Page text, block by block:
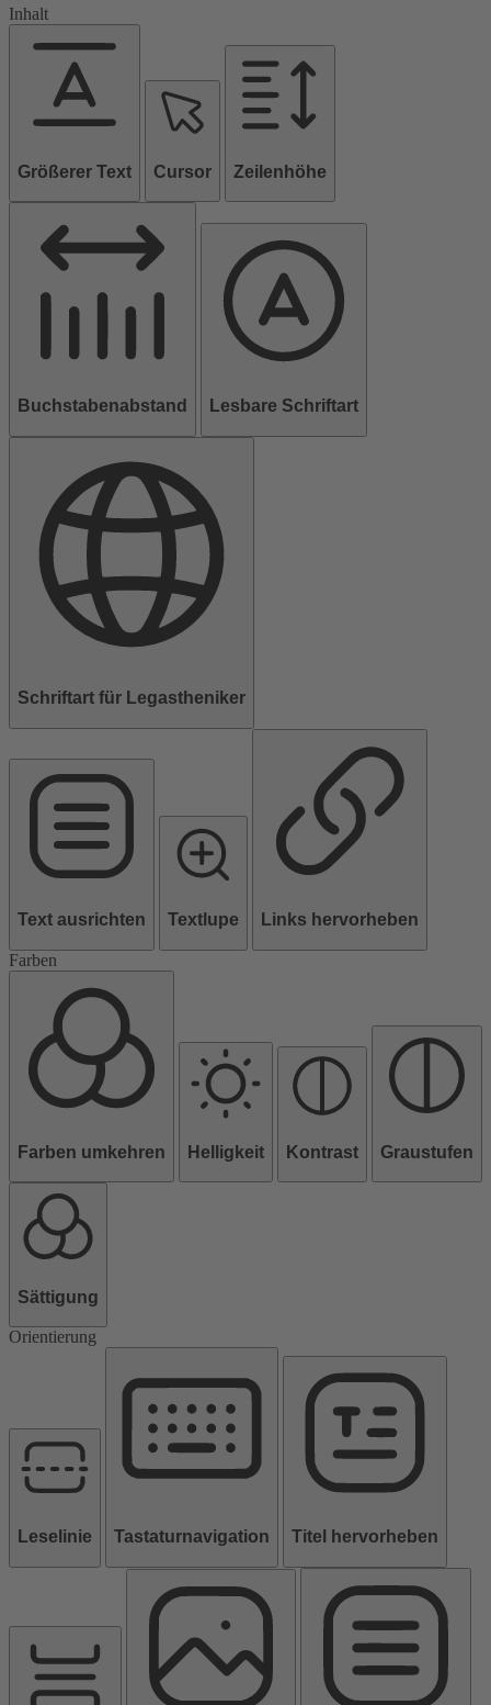
Inhalt
Größerer Text Cursor Zeilenhöhe
Buchstabenabstand Lesbare Schriftart
Schriftart für Legastheniker
Text ausrichten Textlupe Links hervorheben
Farben
Farben umkehren Helligkeit Kontrast Graustufen
Sättigung
Orientierung
Leselinie Tastaturnavigation Titel hervorheben